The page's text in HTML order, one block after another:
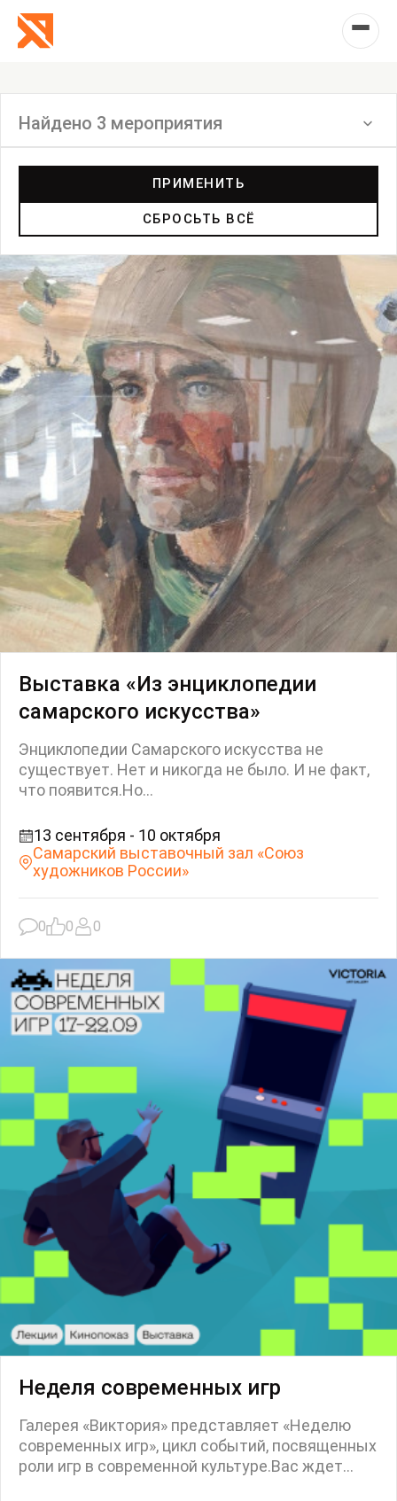
Найдено 3 мероприятия
Лекция
Фестиваль
Анонс
Мастерские
Дискуссия
Пост-релиз
Пресс-конференция
Маркет
Ярмарка
Интервью
Open call
Экскурсия
Дискуссия
Cosmoscow 2024
Blazar 2024
Встречи
Круглый стол
ПРИМЕНИТЬ
СБРОСЬТЬ ВСЁ
Выставка «Из энциклопедии
самарского искусства»
Энциклопедии Самарского искусства не
существует. Нет и никогда не было. И не факт,
что появится.Но...
13 сентября - 10 октября
Самарский выставочный зал «Союз
художников России»
0 0 0
Неделя современных игр
Галерея «Виктория» представляет «Неделю
современных игр», цикл событий, посвященных
роли игр в современной культуре.Вас ждет...